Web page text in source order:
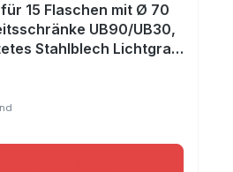
15 Flaschen mit Ø 70
UB90/UB30,
Stahlblech Lichtgrau